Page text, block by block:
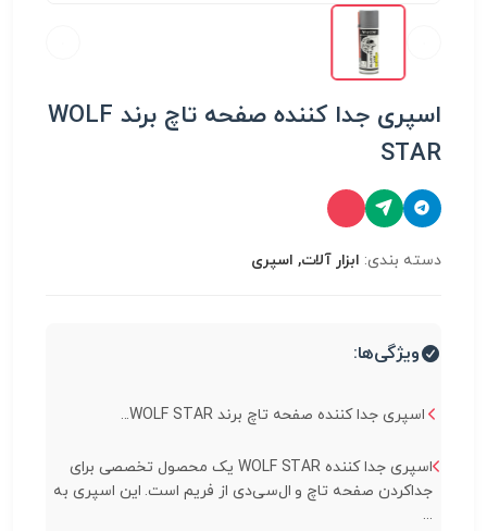
اسپری جدا کننده صفحه تاچ برند WOLF
STAR
دسته بندی: ابزار آلات, اسپری
ویژگی‌ها:
اسپری جدا کننده صفحه تاچ برند WOLF STAR...
اسپری جدا کننده WOLF STAR یک محصول تخصصی برای
جداکردن صفحه تاچ و ال‌سی‌دی از فریم است. این اسپری به
...